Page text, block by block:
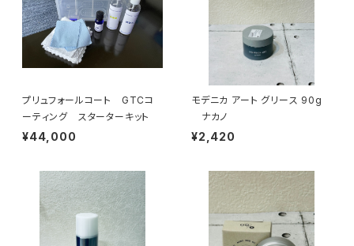
プリュフォールコート GTCコ
ーティング スターターキット
¥44,000
モデニカ アート グリース 90g
ナカノ
¥2,420